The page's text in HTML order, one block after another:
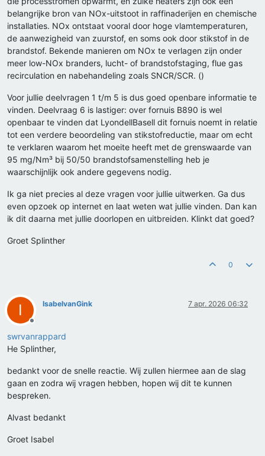
belangrijke bron van NOx-uitstoot in raffinaderijen en chemische
installaties. NOx ontstaat vooral door hoge vlamtemperaturen,
de aanwezigheid van zuurstof, en soms ook door stikstof in de
brandstof. Bekende manieren om NOx te verlagen zijn onder
meer low-NOx branders, lucht- of brandstofstaging, flue gas
recirculation en nabehandeling zoals SNCR/SCR. ()
Voor jullie deelvragen 1 t/m 5 is dus goed openbare informatie te
vinden. Deelvraag 6 is lastiger: over fornuis B890 is wel
openbaar te vinden dat LyondellBasell dit fornuis noemt in relatie
tot een verdere beoordeling van stikstofreductie, maar om echt
te verklaren waarom het moeite heeft met de grenswaarde van
95 mg/Nm³ bij 50/50 brandstofsamenstelling heb je
waarschijnlijk ook andere gegevens nodig.
Ik ga niet precies al deze vragen voor jullie uitwerken. Ga dus
even opzoek op internet en laat weten wat jullie vinden. Dan kan
ik dit daarna met jullie doorlopen en uitbreiden. Klinkt dat goed?
Groet Splinther
0
I
Offline
IsabelvanGink 7 apr. 2026 06:32
swrvanrappard
He Splinther,
bedankt voor de snelle reactie. Wij zullen hiermee aan de slag
gaan en zodra wij vragen hebben, hopen wij dit te kunnen
bespreken.
Alvast bedankt
Groet Isabel